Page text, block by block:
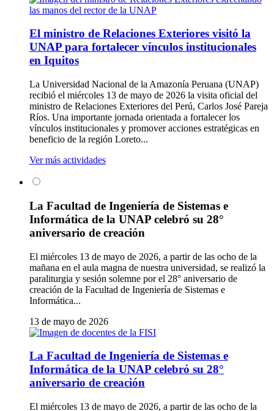
El ministro de Relaciones Exteriores visitó la
UNAP para fortalecer vínculos institucionales
en Iquitos
La Universidad Nacional de la Amazonía Peruana (UNAP)
recibió el miércoles 13 de mayo de 2026 la visita oficial del
ministro de Relaciones Exteriores del Perú, Carlos José Pareja
Ríos. Una importante jornada orientada a fortalecer los
vínculos institucionales y promover acciones estratégicas en
beneficio de la región Loreto...
Ver más actividades
La Facultad de Ingeniería de Sistemas e
Informática de la UNAP celebró su 28°
aniversario de creación
El miércoles 13 de mayo de 2026, a partir de las ocho de la
mañana en el aula magna de nuestra universidad, se realizó la
paraliturgia y sesión solemne por el 28° aniversario de
creación de la Facultad de Ingeniería de Sistemas e
Informática...
13 de mayo de 2026
La Facultad de Ingeniería de Sistemas e
Informática de la UNAP celebró su 28°
aniversario de creación
El miércoles 13 de mayo de 2026, a partir de las ocho de la